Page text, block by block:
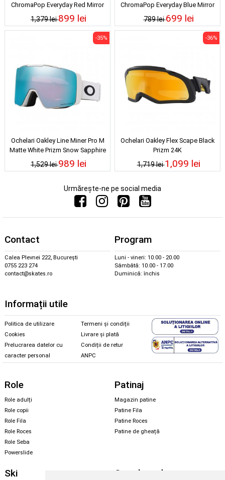
ChromaPop Everyday Red Mirror
24/25
1,379 lei899 lei
ChromaPop Everyday Blue Mirror
24/25
789 lei699 lei
Ochelari Oakley Line Miner Pro M
Matte White Prizm Snow Sapphire
Iridium 24/25
1,529 lei
-35%
989 lei
Ochelari Oakley Flex Scape Black
Prizm 24K
1,719 lei
-36%
1,099 lei
Urmărește-ne pe social media
Contact
Calea Plevnei 222, București
0755 223 274
contact@skates.ro
Program
Luni - vineri: 10.00 - 20.00
Sâmbătă: 10.00 - 17.00
Duminică: închis
Informații utile
Politica de utilizare
Cookies
Prelucrarea datelor cu
caracter personal
Termeni și condiții
Livrare și plată
Condiții de retur
ANPC
Role
Role adulți
Role copii
Role Fila
Role Roces
Role Seba
Powerslide
Patinaj
Magazin patine
Patine Fila
Patine Roces
Patine de gheață
Ski Snowboard